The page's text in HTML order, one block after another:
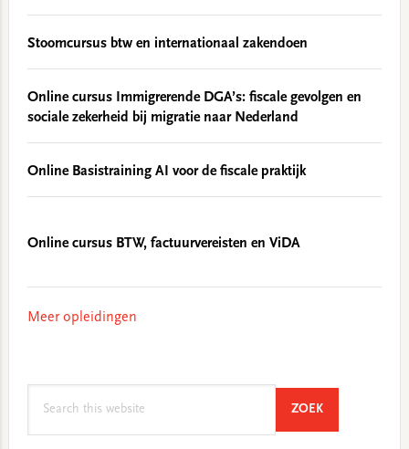
Stoomcursus btw en internationaal zakendoen
Online cursus Immigrerende DGA’s: fiscale gevolgen en
sociale zekerheid bij migratie naar Nederland
Online Basistraining AI voor de fiscale praktijk
Online cursus BTW, factuurvereisten en ViDA
Meer opleidingen
ZOEKSEARCH